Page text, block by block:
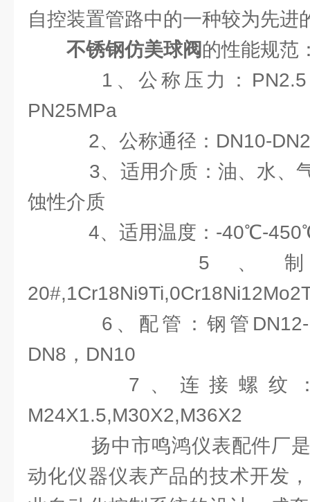
自控装置管路中的一种较为先进
不锈钢仿美球阀的性能规范
1、公称压力：PN2.5
PN25MPa
2、公称通径：DN10-
3、适用介质：油、水、
蚀性介质
4、适用温度：-40℃-
5、制
6、配管：钢管DN12-
DN8，DN10
7、连接螺纹：
M24X1.5,M30X2,M36X2
扬中市鸣鸿仪表配件厂
动化仪器仪表产品的技术开发